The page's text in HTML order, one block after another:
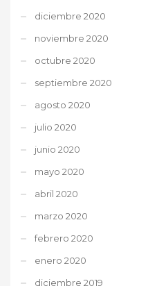
diciembre 2020
noviembre 2020
octubre 2020
septiembre 2020
agosto 2020
julio 2020
junio 2020
mayo 2020
abril 2020
marzo 2020
febrero 2020
enero 2020
diciembre 2019